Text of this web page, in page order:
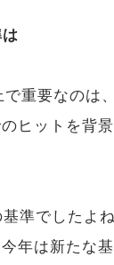
重要なのは
ヒットを背
準でしたよ
年は新たな